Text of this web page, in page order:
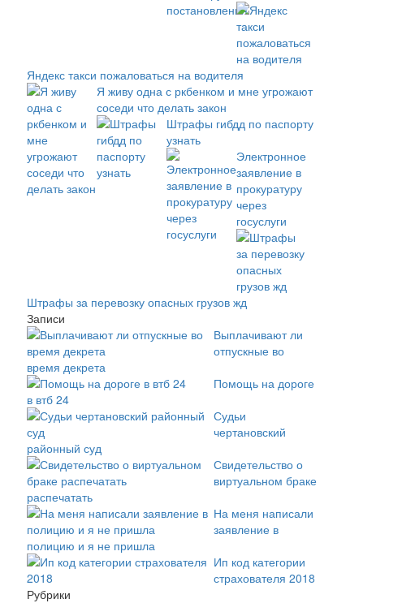
Яндекс такси пожаловаться на водителя
Я живу одна с ркбенком и мне угрожают
соседи что делать закон
Штрафы гибдд по паспорту
узнать
Электронное
заявление в
прокуратуру
через
госуслуги
Штрафы за перевозку опасных грузов жд
Записи
Выплачивают ли
отпускные во
время декрета
Помощь на дороге
в втб 24
Судьи
чертановский
районный суд
Свидетельство о
виртуальном браке
распечатать
На меня написали
заявление в
полицию и я не пришла
Ип код категории
страхователя 2018
Рубрики